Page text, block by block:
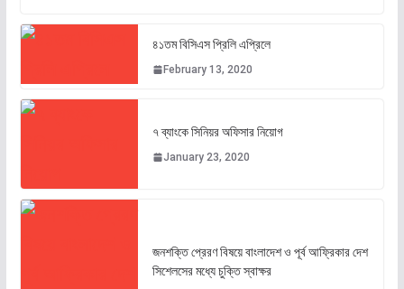
৪১তম বিসিএস প্রিলি এপ্রিলে
February 13, 2020
৭ ব্যাংকে সিনিয়র অফিসার নিয়োগ
January 23, 2020
জনশক্তি প্রেরণ বিষয়ে বাংলাদেশ ও পূর্ব আফ্রিকার দেশ
সিশেলসের মধ্যে চুক্তি স্বাক্ষর